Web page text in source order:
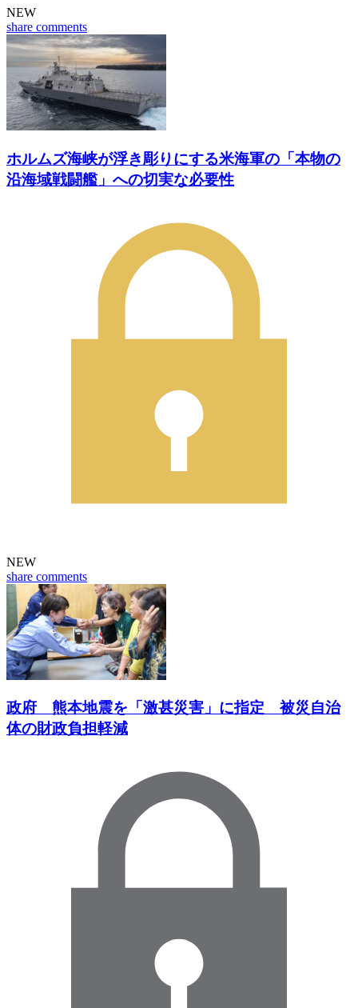
NEW
share comments
ホルムズ海峡が浮き彫りにする米海軍の「本物の
沿海域戦闘艦」への切実な必要性
NEW
share comments
政府 熊本地震を「激甚災害」に指定 被災自治
体の財政負担軽減